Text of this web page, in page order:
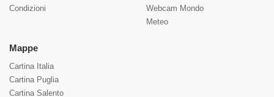
Condizioni
Webcam Mondo
Meteo
Mappe
Cartina Italia
Cartina Puglia
Cartina Salento